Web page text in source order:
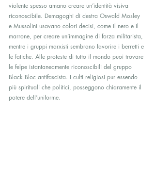
violente spesso amano creare un’identità visiva
riconoscibile. Demagoghi di destra Oswald Mosley
e Mussolini usavano colori decisi, come il nero e il
marrone, per creare un’immagine di forza militarista,
mentre i gruppi marxisti sembrano favorire i berretti e
le fatiche. Alle proteste di tutto il mondo puoi trovare
le felpe istantaneamente riconoscibili del gruppo
Black Bloc antifascista. I culti religiosi pur essendo
più spirituali che politici, posseggono chiaramente il
potere dell’uniforme.